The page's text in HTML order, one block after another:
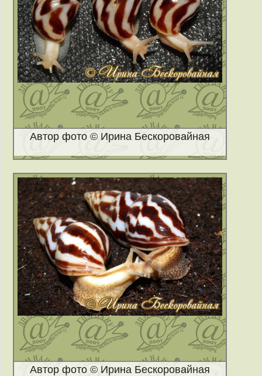
Автор фото © Ирина Бескоровайная
Автор фото © Ирина Бескоровайная